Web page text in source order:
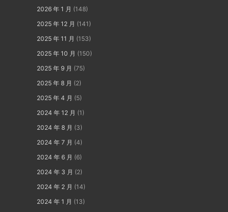
2026 年 1 月 (148)
2025 年 12 月 (141)
2025 年 11 月 (153)
2025 年 10 月 (150)
2025 年 9 月 (75)
2025 年 8 月 (2)
2025 年 4 月 (5)
2024 年 12 月 (1)
2024 年 8 月 (3)
2024 年 7 月 (4)
2024 年 6 月 (6)
2024 年 3 月 (2)
2024 年 2 月 (14)
2024 年 1 月 (13)